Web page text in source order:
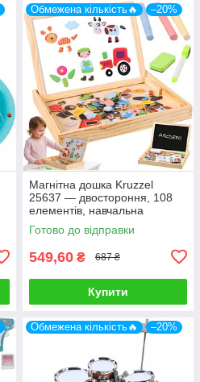
Обмежена кількість🔥 –20%
Магнітна дошка Kruzzel
25637 — двостороння, 108
елементів, навчальна
Готово до відправки
549,60 ₴ 687 ₴
Купити
Обмежена кількість🔥 –20%